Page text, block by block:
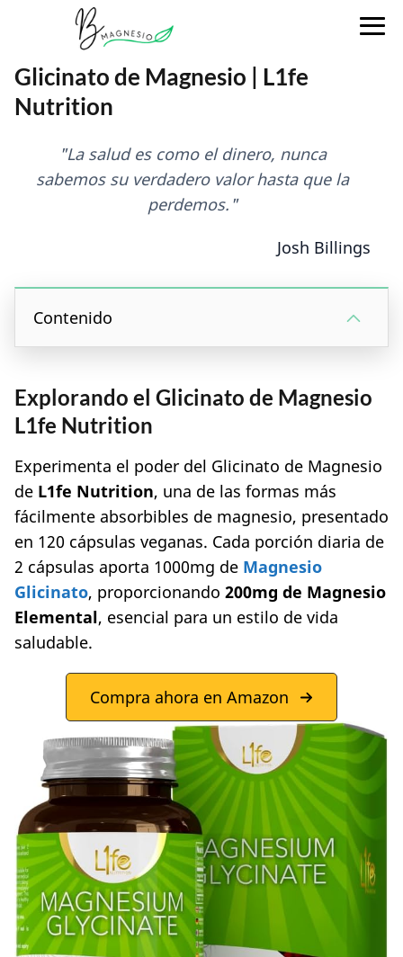
Glicinato de Magnesio | L1fe
Nutrition
Josh Billings
"La salud es como el dinero, nunca
sabemos su verdadero valor hasta que la
perdemos."
Contenido
Explorando el Glicinato de Magnesio
L1fe Nutrition
Experimenta el poder del Glicinato de Magnesio
de L1fe Nutrition, una de las formas más
fácilmente absorbibles de magnesio, presentado
en 120 cápsulas veganas. Cada porción diaria de
2 cápsulas aporta 1000mg de Magnesio
Glicinato, proporcionando 200mg de Magnesio
Elemental, esencial para un estilo de vida
saludable.
Compra ahora en Amazon